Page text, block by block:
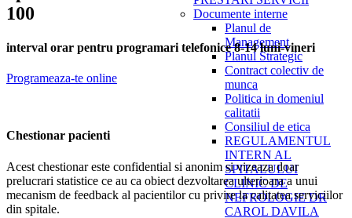
Documente interne
Planul de
Management
Planul Strategic
Contract colectiv de
munca
Politica in domeniul
calitatii
Consiliul de etica
REGULAMENTUL
INTERN AL
SPITALULUI
CLINIC DE
NEFROLOGIE DR
CAROL DAVILA
100
interval orar pentru programari telefonice 8-14 luni-vineri
Programeaza-te online
Chestionar pacienti
Acest chestionar este confidential si anonim si vizeaza doar
prelucrari statistice ce au ca obiect dezvoltarea ulterioara a unui
mecanism de feedback al pacientilor cu privire la calitatea serviciilor
din spitale.